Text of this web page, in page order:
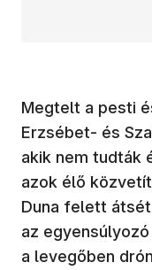
Megtelt a pesti
Erzsébet- és
akik nem tudták
azok élő
Duna felett
az
a levegőben